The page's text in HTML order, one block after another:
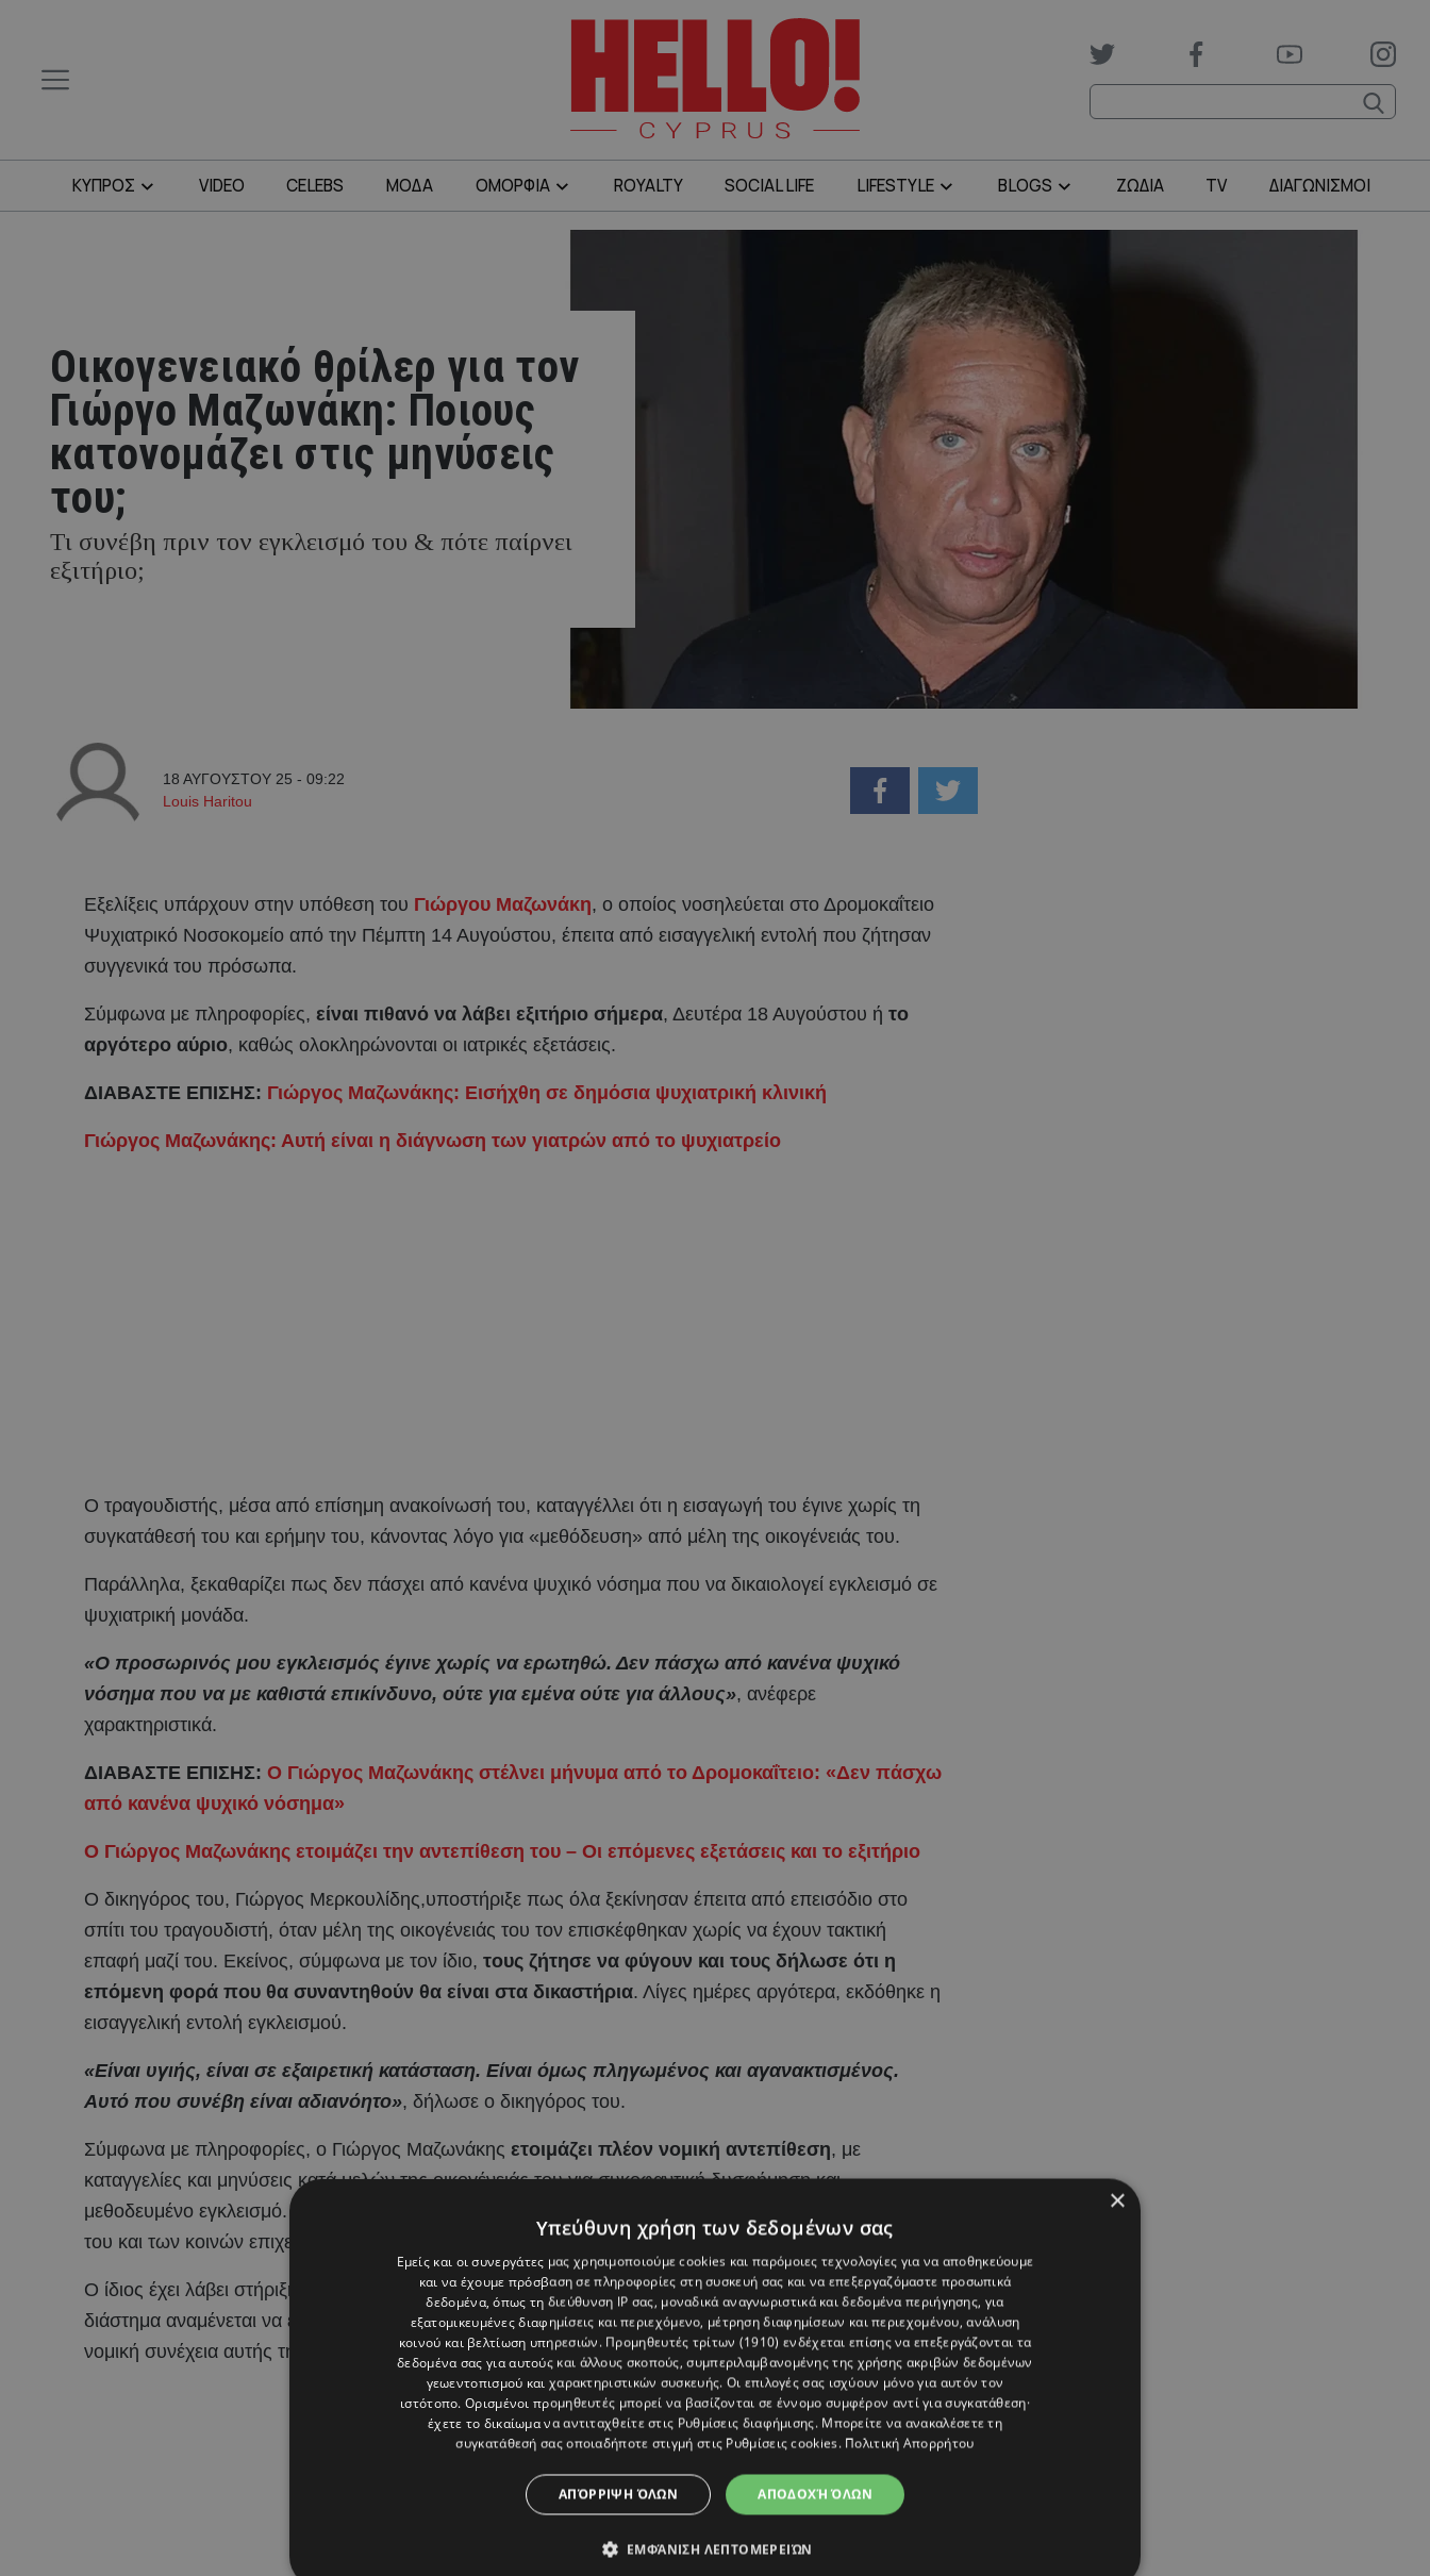
ΚΥΠΡΟΣ VIDEO CELEBS ΜΟΔΑ ΟΜΟΡΦΙΑ ROYALTY SOCIAL LIFE LIFESTYLE BLOGS ΖΩΔΙΑ TV ΔΙΑΓΩΝΙΣΜΟΙ
Οικογενειακό θρίλερ για τον
Γιώργο Μαζωνάκη: Ποιους
κατονομάζει στις μηνύσεις
του;
Τι συνέβη πριν τον εγκλεισμό του & πότε παίρνει
εξιτήριο;
18 ΑΥΓΟΥΣΤΟΥ 25 - 09:22
Louis Haritou
Εξελίξεις υπάρχουν στην υπόθεση του Γιώργου Μαζωνάκη, ο οποίος νοσηλεύεται στο Δρομοκαΐτειο
Ψυχιατρικό Νοσοκομείο από την Πέμπτη 14 Αυγούστου, έπειτα από εισαγγελική εντολή που ζήτησαν
συγγενικά του πρόσωπα.
Σύμφωνα με πληροφορίες, είναι πιθανό να λάβει εξιτήριο σήμερα, Δευτέρα 18 Αυγούστου ή το
αργότερο αύριο, καθώς ολοκληρώνονται οι ιατρικές εξετάσεις.
ΔΙΑΒΑΣΤΕ ΕΠΙΣΗΣ: Γιώργος Μαζωνάκης: Εισήχθη σε δημόσια ψυχιατρική κλινική
Γιώργος Μαζωνάκης: Αυτή είναι η διάγνωση των γιατρών από το ψυχιατρείο
Ο τραγουδιστής, μέσα από επίσημη ανακοίνωσή του, καταγγέλλει ότι η εισαγωγή του έγινε χωρίς τη
συγκατάθεσή του και ερήμην του, κάνοντας λόγο για «μεθόδευση» από μέλη της οικογένειάς του.
Παράλληλα, ξεκαθαρίζει πως δεν πάσχει από κανένα ψυχικό νόσημα που να δικαιολογεί εγκλεισμό σε
ψυχιατρική μονάδα.
«Ο προσωρινός μου εγκλεισμός έγινε χωρίς να ερωτηθώ. Δεν πάσχω από κανένα ψυχικό
νόσημα που να με καθιστά επικίνδυνο, ούτε για εμένα ούτε για άλλους», ανέφερε
χαρακτηριστικά.
ΔΙΑΒΑΣΤΕ ΕΠΙΣΗΣ: Ο Γιώργος Μαζωνάκης στέλνει μήνυμα από το Δρομοκαΐτειο: «Δεν πάσχω
από κανένα ψυχικό νόσημα»
Ο Γιώργος Μαζωνάκης ετοιμάζει την αντεπίθεση του – Οι επόμενες εξετάσεις και το εξιτήριο
Ο δικηγόρος του, Γιώργος Μερκουλίδης,υποστήριξε πως όλα ξεκίνησαν έπειτα από επεισόδιο στο
σπίτι του τραγουδιστή, όταν μέλη της οικογένειάς του τον επισκέφθηκαν χωρίς να έχουν τακτική
επαφή μαζί του. Εκείνος, σύμφωνα με τον ίδιο, τους ζήτησε να φύγουν και τους δήλωσε ότι η
επόμενη φορά που θα συναντηθούν θα είναι στα δικαστήρια. Λίγες ημέρες αργότερα, εκδόθηκε η
εισαγγελική εντολή εγκλεισμού.
«Είναι υγιής, είναι σε εξαιρετική κατάσταση. Είναι όμως πληγωμένος και αγανακτισμένος.
Αυτό που συνέβη είναι αδιανόητο», δήλωσε ο δικηγόρος του.
Σύμφωνα με πληροφορίες, ο Γιώργος Μαζωνάκης ετοιμάζει πλέον νομική αντεπίθεση, με
καταγγελίες και μηνύσεις κατά μελών της οικογένειάς του για συκοφαντική δυσφήμηση και
μεθοδευμένο εγκλεισμό. Η δικαστική διαμάχη φέρεται να σχετίζεται και με τη διαχείριση της περιουσίας
του και των κοινών επιχειρηματικών συμφερόντων που είχε με συγγενικά του πρόσωπα.
Ο ίδιος έχει λάβει στήριξη από συναδέλφους και φίλους του καλλιτεχνικού χώρου, ενώ το επόμενο
διάστημα αναμένεται να είναι καθοριστικό, τόσο για την προσωπική του αποκατάσταση όσο και για τη
νομική συνέχεια αυτής της υπόθεσης που έχει προκαλέσει αίσθηση.
×
Υπεύθυνη χρήση των δεδομένων σας
Εμείς και οι συνεργάτες μας χρησιμοποιούμε cookies και παρόμοιες τεχνολογίες για να αποθηκεύουμε
και να έχουμε πρόσβαση σε πληροφορίες στη συσκευή σας και να επεξεργαζόμαστε προσωπικά
δεδομένα, όπως τη διεύθυνση IP σας, μοναδικά αναγνωριστικά και δεδομένα περιήγησης, για
εξατομικευμένες διαφημίσεις και περιεχόμενο, μέτρηση διαφημίσεων και περιεχομένου, ανάλυση
κοινού και βελτίωση υπηρεσιών. Προμηθευτές τρίτων (1910) ενδέχεται επίσης να επεξεργάζονται τα
δεδομένα σας για αυτούς και άλλους σκοπούς, συμπεριλαμβανομένης της χρήσης ακριβών δεδομένων
γεωεντοπισμού και χαρακτηριστικών συσκευής. Οι επιλογές σας ισχύουν μόνο για αυτόν τον
ιστότοπο. Ορισμένοι προμηθευτές μπορεί να βασίζονται σε έννομο συμφέρον αντί για συγκατάθεση·
έχετε το δικαίωμα να αντιταχθείτε στις Ρυθμίσεις διαφήμισης. Μπορείτε να ανακαλέσετε τη
συγκατάθεσή σας οποιαδήποτε στιγμή στις Ρυθμίσεις cookies. Πολιτική Απορρήτου
ΑΠΟΔΟΧΉ ΌΛΩΝ
ΑΠΌΡΡΙΨΗ ΌΛΩΝ
ΕΜΦΆΝΙΣΗ ΛΕΠΤΟΜΕΡΕΙΏΝ